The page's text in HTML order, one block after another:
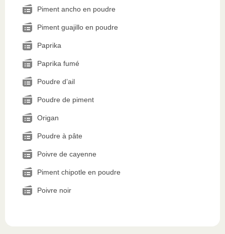
Piment ancho en poudre
Piment guajillo en poudre
Paprika
Paprika fumé
Poudre d’ail
Poudre de piment
Origan
Poudre à pâte
Poivre de cayenne
Piment chipotle en poudre
Poivre noir